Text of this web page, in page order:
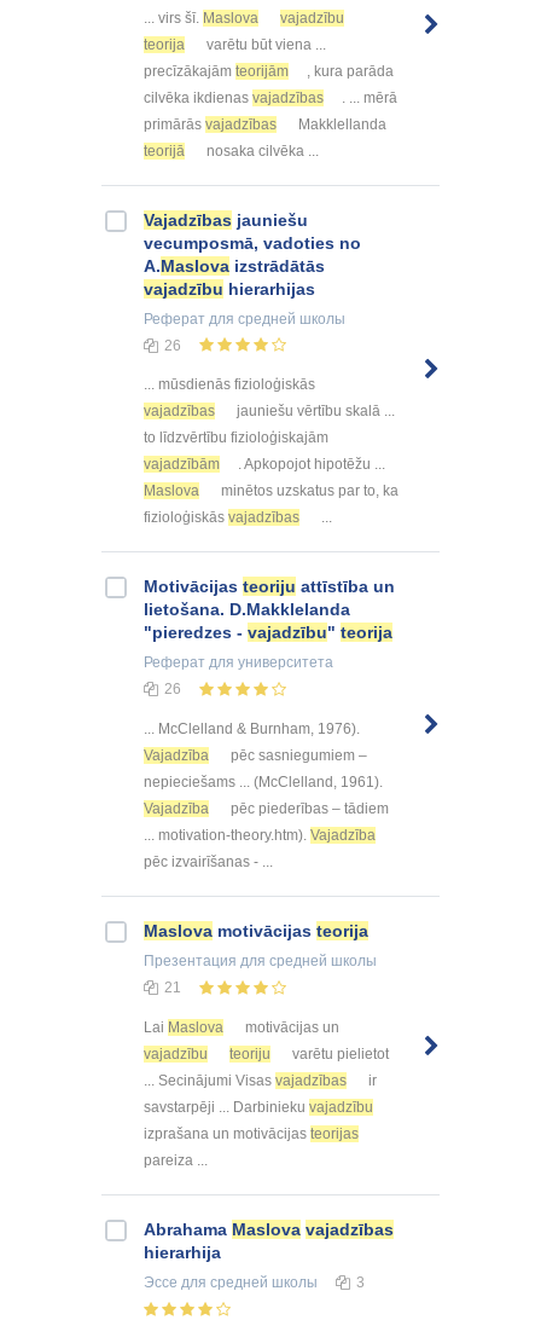
... virs šī. Maslova
vajadzību
teorija
varētu būt viena ...
precīzākajām teorijām
, kura parāda
cilvēka ikdienas vajadzības
. ... mērā
primārās vajadzības
Makklellanda
teorijā
nosaka cilvēka ...
Vajadzības jauniešu
vecumposmā, vadoties no
A.Maslova izstrādātās
vajadzību hierarhijas
Реферат для средней школы
26
... mūsdienās fizioloģiskās
vajadzības
jauniešu vērtību skalā ...
to līdzvērtību fizioloģiskajām
vajadzībām
. Apkopojot hipotēžu ...
Maslova
minētos uzskatus par to, ka
fizioloģiskās vajadzības ...
Motivācijas teoriju attīstība un
lietošana. D.Makklelanda
"pieredzes - vajadzību" teorija
Реферат для университета
26
... McClelland & Burnham, 1976).
Vajadzība
pēc sasniegumiem –
nepieciešams ... (McClelland, 1961).
Vajadzība
pēc piederības – tādiem
... motivation-theory.htm). Vajadzība
pēc izvairīšanas - ...
Maslova motivācijas teorija
Презентация для средней школы
21
Lai Maslova
motivācijas un
vajadzību
teoriju
varētu pielietot
... Secinājumi Visas vajadzības
ir
savstarpēji ... Darbinieku vajadzību
izprašana un motivācijas teorijas
pareiza ...
Abrahama Maslova vajadzības
hierarhija
Эссе для средней школы 3